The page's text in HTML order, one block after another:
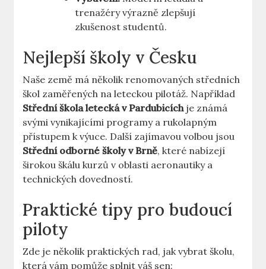
⁣trenažéry ⁢výrazně zlepšují
zkušenost ​studentů.
Nejlepší školy v Česku
Naše země má několik renomovaných‍ středních⁢
škol zaměřených na leteckou‌ pilotáž. ⁤Například⁢
Střední ⁢škola⁤ letecká v ​Pardubicíchje známá‍
svými vynikajícími programy ‌a rukolapným
přístupem k výuce. Další zajímavou ‌volbou jsou
Střední ⁣odborné školy v Brně, které nabízejí
širokou škálu kurzů v oblasti aeronautiky ​a
technických dovedností.
Praktické tipy pro budoucí
piloty
Zde je několik ⁣praktických‍ rad, jak vybrat školu,
která vám pomůže splnit ‍váš ⁣sen: